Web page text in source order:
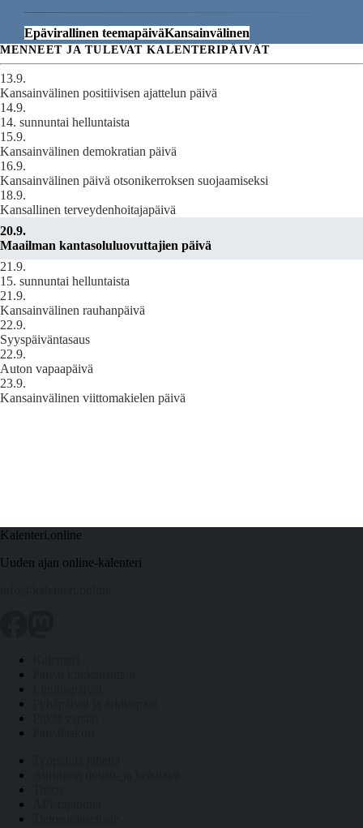
Epävirallinen teemapäiväKansainvälinen
MENNEET JA TULEVAT KALENTERIPÄIVÄT
13.9.
Kansainvälinen positiivisen ajattelun päivä
14.9.
14. sunnuntai helluntaista
15.9.
Kansainvälinen demokratian päivä
16.9.
Kansainvälinen päivä otsonikerroksen suojaamiseksi
18.9.
Kansallinen terveydenhoitajapäivä
20.9.
Maailman kantasoluluovuttajien päivä
21.9.
15. sunnuntai helluntaista
21.9.
Kansainvälinen rauhanpäivä
22.9.
Syyspäiväntasaus
22.9.
Auton vapaapäivä
23.9.
Kansainvälinen viittomakielen päivä
Kalenteri.online
Uuden ajan online-kalenteri